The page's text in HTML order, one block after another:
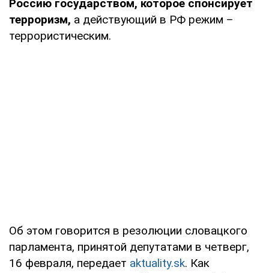
Россию государством, которое спонсирует
терроризм, а действующий в РФ режим –
террористическим.
Об этом говорится в резолюции словацкого
парламента, принятой депутатами в четверг,
16 февраля, передает aktuality.sk. Как